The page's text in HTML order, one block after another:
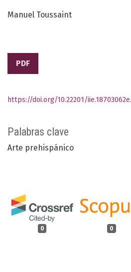
Manuel Toussaint
PDF
Palabras clave
Arte prehispánico
0 0
https://doi.org/10.22201/